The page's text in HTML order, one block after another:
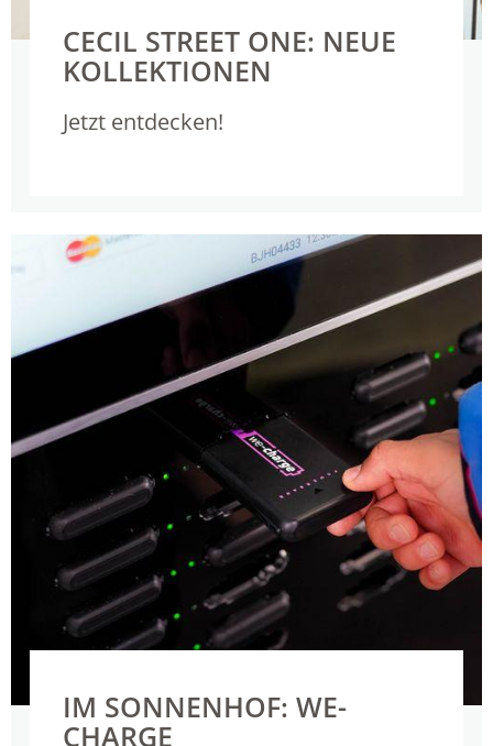
CECIL STREET ONE: NEUE
KOLLEKTIONEN
Jetzt entdecken!
IM SONNENHOF: WE-
CHARGE